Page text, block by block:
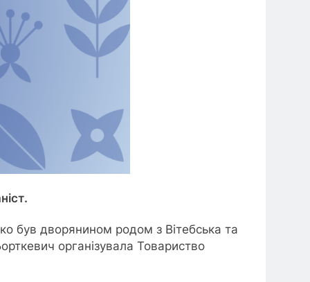
був дворянином родом з Вітебська та
організувала Товариство